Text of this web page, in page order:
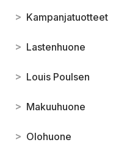
> Kampanjatuotteet
> Lastenhuone
> Louis Poulsen
> Makuuhuone
> Olohuone